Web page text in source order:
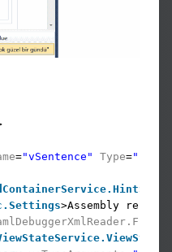
="vSentence" Type=
>Assembly